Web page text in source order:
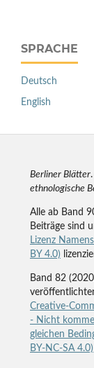
SPRACHE
Deutsch
English
Berliner Blätter.
ethnologische
Alle ab Band
Beiträge sind
Lizenz
BY 4.0)
Band 82
Creative-
- Nicht
gleichen
BY-NC-SA 4.0)